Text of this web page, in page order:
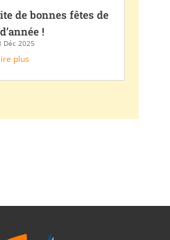
de bonnes fêtes de
!
Déc 2025
lire plus